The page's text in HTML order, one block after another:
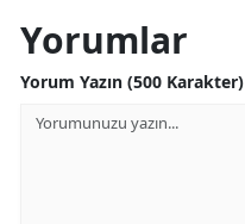
Yorumlar
Yorum Yazın (500 Karakter)